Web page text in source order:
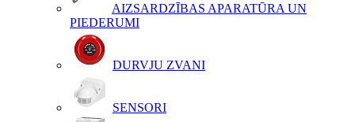
AIZSARDZĪBAS APARATŪRA UN
PIEDERUMI
DURVJU ZVANI
SENSORI